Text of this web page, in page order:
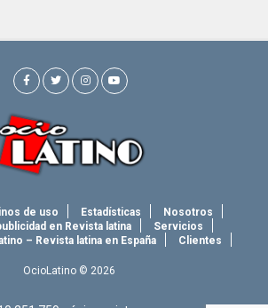
de uso Estadísticas
Nosotros
en Revista latina
Servicios
– Revista latina en España
Clientes
OcioLatino © 2026